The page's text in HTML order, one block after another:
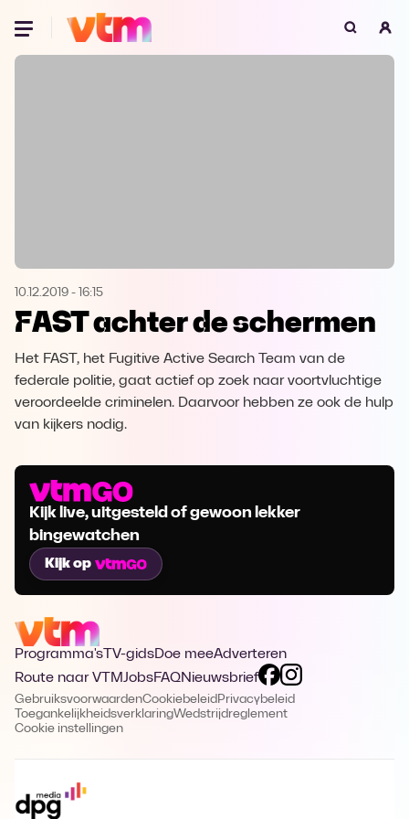
Oeps, browser niet ondersteund
Microsoft Edge Download
Opera
10.12.2019 - 16:15
FAST achter de schermen
Het FAST, het Fugitive Active Search Team van de
federale politie, gaat actief op zoek naar voortvluchtige
veroordeelde criminelen. Daarvoor hebben ze ook de hulp
van kijkers nodig.
Kijk live, uitgesteld of gewoon lekker
bingewatchen
Kijk op
Programma's TV-gidsDoe meeAdverteren
Route naar VTMJobsFAQNieuwsbrief
GebruiksvoorwaardenCookiebeleidPrivacybeleid
ToegankelijkheidsverklaringWedstrijdreglement
Cookie instellingen